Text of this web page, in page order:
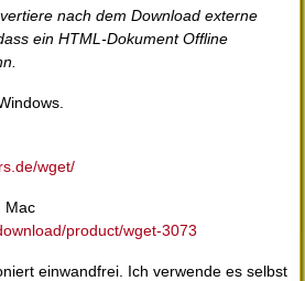
nach dem Download externe
ein HTML-Dokument Offline
wget/
Mac
product/wget-3073
einwandfrei. Ich verwende es selbst